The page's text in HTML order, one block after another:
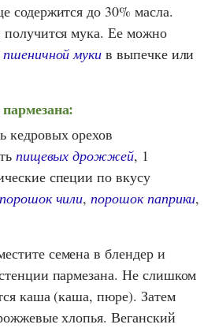
содержится до 30% масла.
мука. Ее можно
пшеничной муки в выпечке или
кедровых орехов
пищевых дрожжей, 1
специи по вкусу
порошок чили,порошок паприки,
семена в блендер и
пармезана. Не слишком
каша (каша, пюре). Затем
хлопья. Веганский